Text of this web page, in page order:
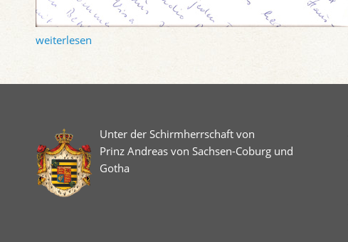
weiterlesen
Unter der Schirmherrschaft von
Prinz Andreas von Sachsen-Coburg und
Gotha